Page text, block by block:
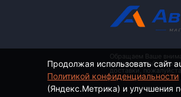
Обращаем Ваше
определяемой
доставки,
Продолжая использовать сайт
Политикой конфиденциальности
(Яндекс.Метрика) и улучшения